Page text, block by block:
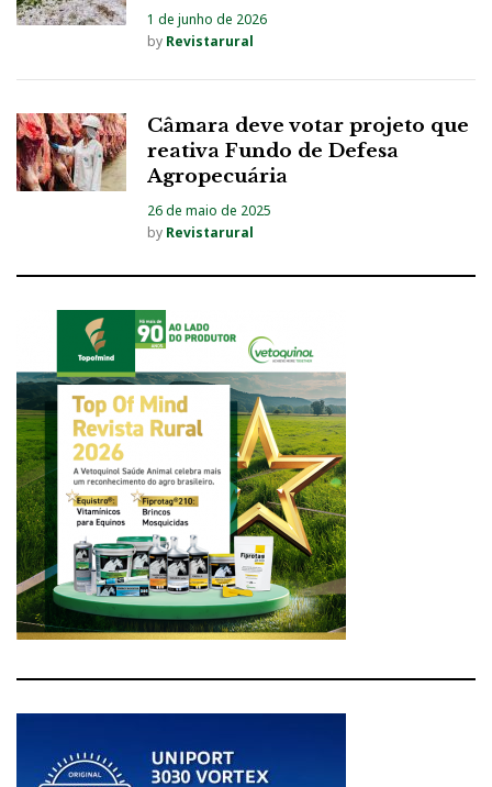
1 de junho de 2026
by Revistarural
Câmara deve votar projeto que
reativa Fundo de Defesa
Agropecuária
26 de maio de 2025
by Revistarural